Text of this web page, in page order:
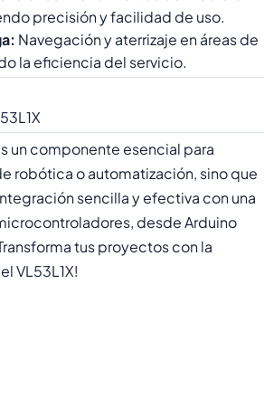
precisión y facilidad de uso.
Navegación y aterrizaje en áreas de
la eficiencia del servicio.
un componente esencial para
robótica o automatización, sino que
sencilla y efectiva con una
desde Arduino
tus proyectos con la
VL53L1X!